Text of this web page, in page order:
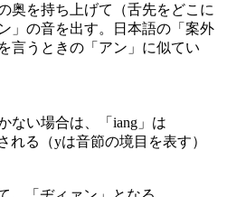
奥を持ち上げて（舌先をどこに
」の音を出す。日本語の「案外
言うときの「アン」に似てい
ない場合は、「iang」は
れる（yは音節の境目を表す）